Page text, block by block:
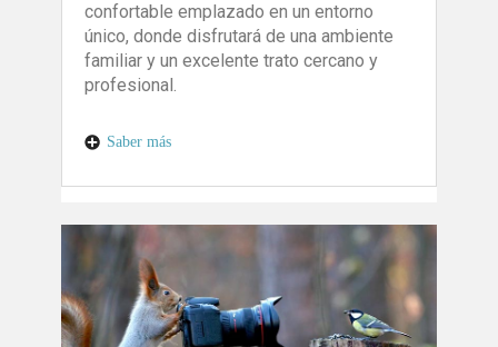
confortable emplazado en un entorno
único, donde disfrutará de una ambiente
familiar y un excelente trato cercano y
profesional.
Saber más